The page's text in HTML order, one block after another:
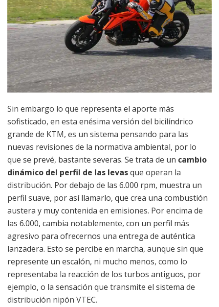
Sin embargo lo que representa el aporte más
sofisticado, en esta enésima versión del bicilíndrico
grande de KTM, es un sistema pensando para las
nuevas revisiones de la normativa ambiental, por lo
que se prevé, bastante severas. Se trata de un cambio
dinámico del perfil de las levasque operan la
distribución. Por debajo de las 6.000 rpm, muestra un
perfil suave, por así llamarlo, que crea una combustión
austera y muy contenida en emisiones. Por encima de
las 6.000, cambia notablemente, con un perfil más
agresivo para ofrecernos una entrega de auténtica
lanzadera. Esto se percibe en marcha, aunque sin que
represente un escalón, ni mucho menos, como lo
representaba la reacción de los turbos antiguos, por
ejemplo, o la sensación que transmite el sistema de
distribución nipón VTEC.